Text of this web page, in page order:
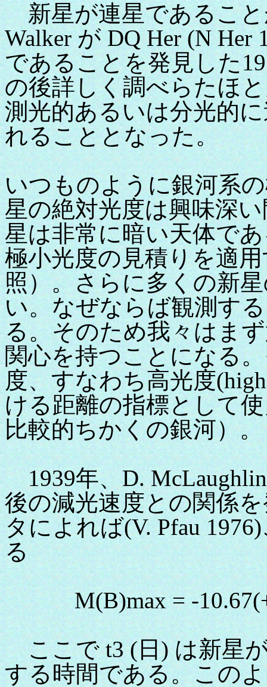
新星が連星であること
Walker が DQ Her (N Her
であることを発見した
の後詳しく調べらたほ
測光的あるいは分光的
れることとなった。
いつものように銀河系
星の絶対光度は興味深
星は非常に暗い天体で
極小光度の見積りを適
照）。さらに多くの新
い。なぜならば観測す
る。そのため我々はま
関心を持つことになる
度、すなわち高光度
ける距離の指標として
比較的ちかくの銀河）。
1939年、D.
後の減光速度との関係
タによれば(V. Pfau
る
M(B)max = -10.67(+/-
ここで t3 (日) は新星
する時間である。この